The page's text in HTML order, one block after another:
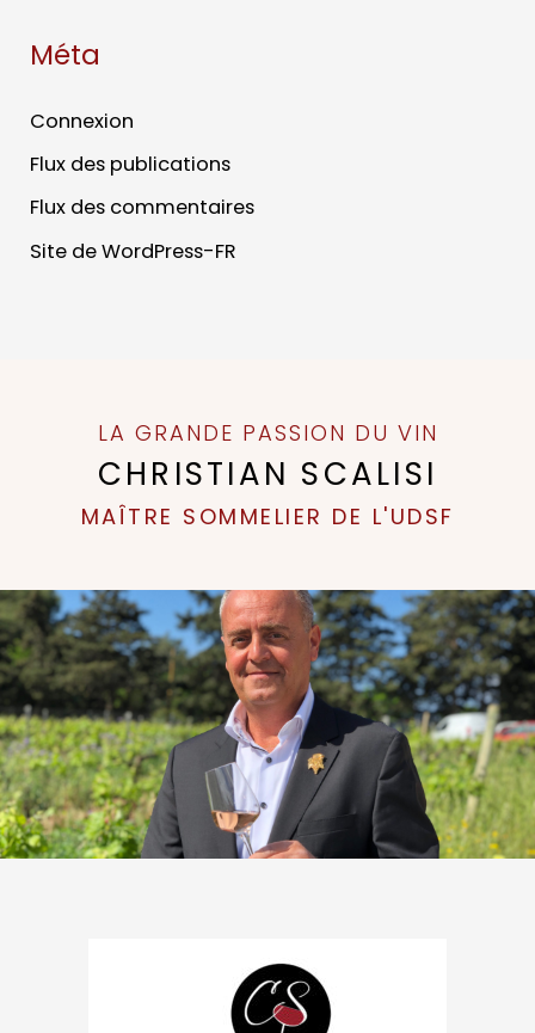
Méta
Connexion
Flux des publications
Flux des commentaires
Site de WordPress-FR
LA GRANDE PASSION DU VIN
CHRISTIAN SCALISI
MAÎTRE SOMMELIER DE L'UDSF